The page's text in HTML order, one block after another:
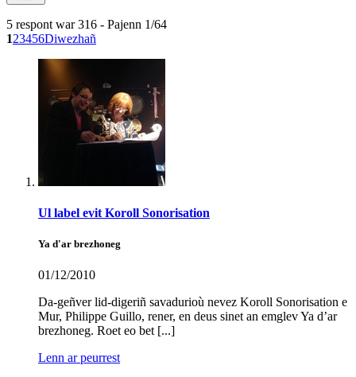
5 respont war 316 - Pajenn 1/64
123456Diwezhañ
Ul label evit Koroll Sonorisation
Ya d'ar brezhoneg
01/12/2010
Da-geñver lid-digeriñ savadurioù nevez Koroll Sonorisation e
Mur, Philippe Guillo, rener, en deus sinet an emglev Ya d’ar
brezhoneg. Roet eo bet [...]
Lenn ar peurrest